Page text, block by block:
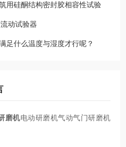
用硅酮结构密封胶相容性试验
动试验器
足什么温度与湿度才行呢？
磨机电动研磨机气动气门研磨机